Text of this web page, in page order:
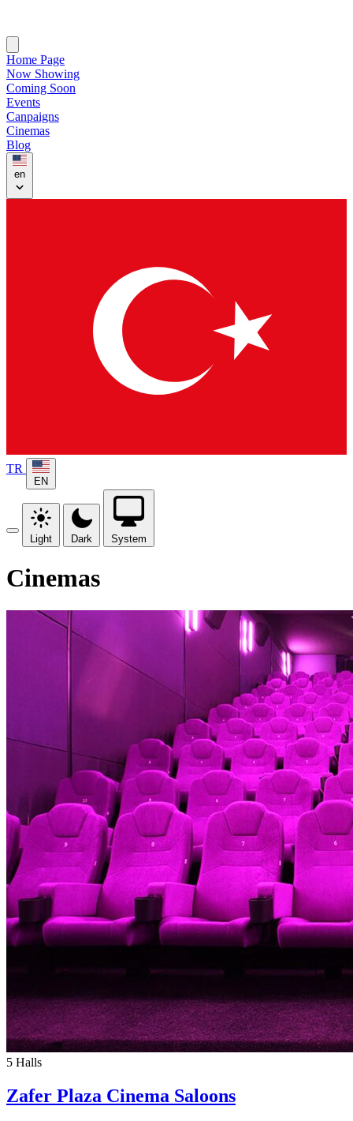
Home Page
Now Showing
Coming Soon
Events
Canpaigns
Cinemas
Blog
en
TR
EN
Light Dark System
Cinemas
5 Halls
Zafer Plaza Cinema Saloons